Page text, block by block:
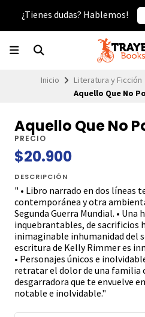
¿Tienes dudas? Hablemos!
Inicio Literatura y Ficción
Aquello Que No
Aquello Que No
PRECIO
$20.900
DESCRIPCIÓN
" • Libro narrado en dos líneas
contemporánea y otra
Segunda Guerra Mundial. • Una
inquebrantables, de sacrificios
inimaginable inhumanidad del
escritura de Kelly Rimmer es
• Personajes únicos e
retratar el dolor de una familia
desgarradora que te envuelve
notable e inolvidable."